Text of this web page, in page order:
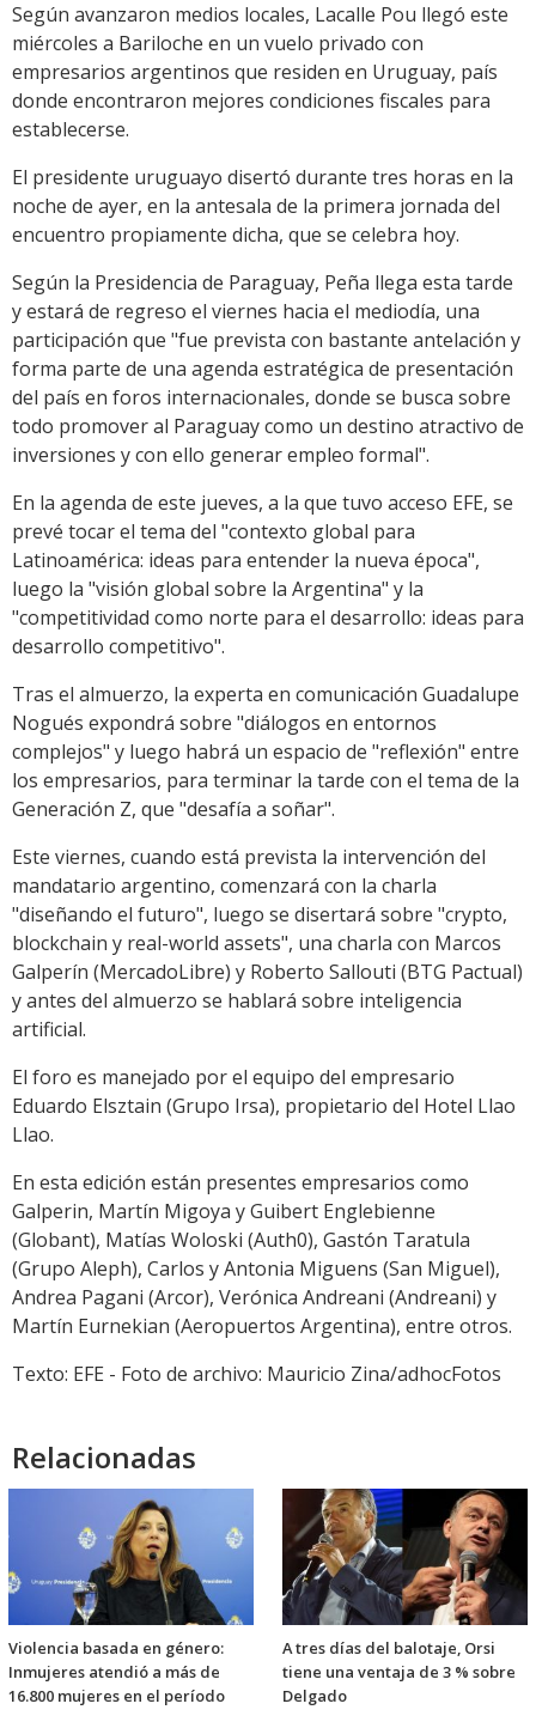
Según avanzaron medios locales, Lacalle Pou llegó este
miércoles a Bariloche en un vuelo privado con
empresarios argentinos que residen en Uruguay, país
donde encontraron mejores condiciones fiscales para
establecerse.
El presidente uruguayo disertó durante tres horas en la
noche de ayer, en la antesala de la primera jornada del
encuentro propiamente dicha, que se celebra hoy.
Según la Presidencia de Paraguay, Peña llega esta tarde
y estará de regreso el viernes hacia el mediodía, una
participación que "fue prevista con bastante antelación y
forma parte de una agenda estratégica de presentación
del país en foros internacionales, donde se busca sobre
todo promover al Paraguay como un destino atractivo de
inversiones y con ello generar empleo formal".
En la agenda de este jueves, a la que tuvo acceso EFE, se
prevé tocar el tema del "contexto global para
Latinoamérica: ideas para entender la nueva época",
luego la "visión global sobre la Argentina" y la
"competitividad como norte para el desarrollo: ideas para
desarrollo competitivo".
Tras el almuerzo, la experta en comunicación Guadalupe
Nogués expondrá sobre "diálogos en entornos
complejos" y luego habrá un espacio de "reflexión" entre
los empresarios, para terminar la tarde con el tema de la
Generación Z, que "desafía a soñar".
Este viernes, cuando está prevista la intervención del
mandatario argentino, comenzará con la charla
"diseñando el futuro", luego se disertará sobre "crypto,
blockchain y real-world assets", una charla con Marcos
Galperín (MercadoLibre) y Roberto Sallouti (BTG Pactual)
y antes del almuerzo se hablará sobre inteligencia
artificial.
El foro es manejado por el equipo del empresario
Eduardo Elsztain (Grupo Irsa), propietario del Hotel Llao
Llao.
En esta edición están presentes empresarios como
Galperin, Martín Migoya y Guibert Englebienne
(Globant), Matías Woloski (Auth0), Gastón Taratula
(Grupo Aleph), Carlos y Antonia Miguens (San Miguel),
Andrea Pagani (Arcor), Verónica Andreani (Andreani) y
Martín Eurnekian (Aeropuertos Argentina), entre otros.
Texto: EFE - Foto de archivo: Mauricio Zina/adhocFotos
Relacionadas
Violencia basada en género:
Inmujeres atendió a más de
16.800 mujeres en el período
A tres días del balotaje, Orsi
tiene una ventaja de 3 % sobre
Delgado